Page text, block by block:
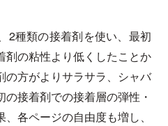
2種類の接着剤を使い、最初
剤の粘性より低くしたことか
の方がよりサラサラ、シャバ
接着剤での接着層の弾性・
各ページの自由度も増し、